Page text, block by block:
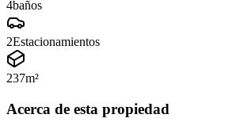
4baños
2Estacionamientos
237m²
Acerca de esta propiedad